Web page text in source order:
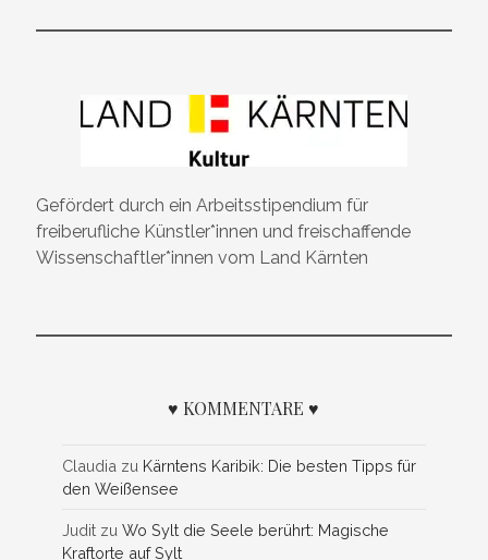
Gefördert durch ein Arbeitsstipendium für
freiberufliche Künstler*innen und freischaffende
Wissenschaftler*innen vom Land Kärnten
♥ KOMMENTARE ♥
Claudia zu Kärntens Karibik: Die besten Tipps für
den Weißensee
Judit zuWo Sylt die Seele berührt: Magische
Kraftorte auf Sylt